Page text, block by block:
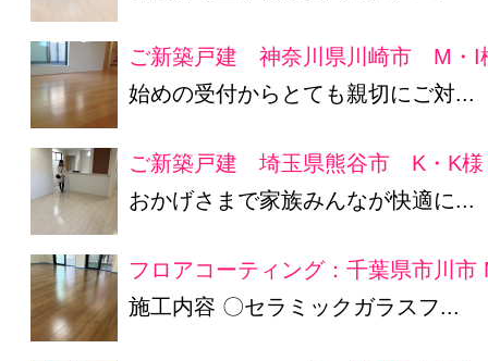
ご新築戸建 神奈川県川崎市 M・I
始めの受付からとても親切にご対...
ご新築戸建 埼玉県熊谷市 K・K様
おかげさまで家族みんなが快適に...
フロアコーティング：千葉県市川市
施工内容 〇セラミックガラスフ...